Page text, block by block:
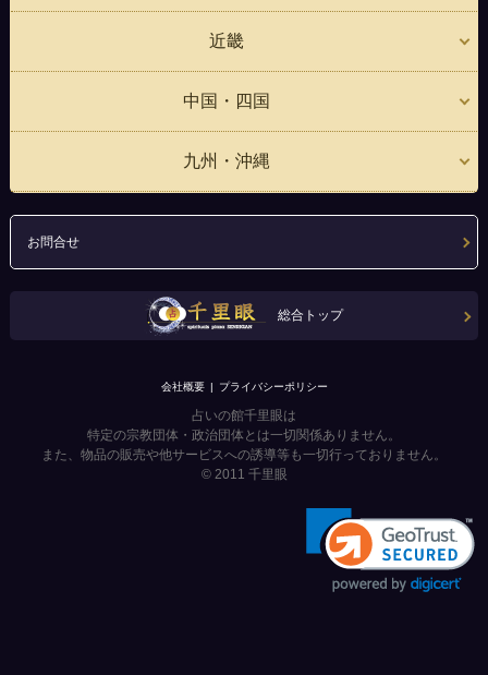
近畿
中国・四国
九州・沖縄
お問合せ
総合トップ
会社概要 プライバシーポリシー
占いの館千里眼は
特定の宗教団体・政治団体とは一切関係ありません。
また、物品の販売や他サービスへの誘導等も一切行っておりません。
© 2011 千里眼